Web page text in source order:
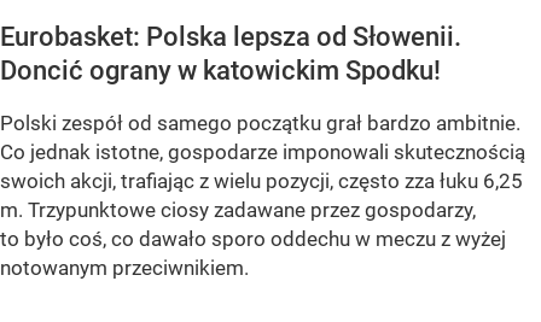
Eurobasket: Polska lepsza od Słowenii.
Doncić ograny w katowickim Spodku!
Polski zespół od samego początku grał bardzo ambitnie.
Co jednak istotne, gospodarze imponowali skutecznością
swoich akcji, trafiając z wielu pozycji, często zza łuku 6,25
m. Trzypunktowe ciosy zadawane przez gospodarzy,
to było coś, co dawało sporo oddechu w meczu z wyżej
notowanym przeciwnikiem.